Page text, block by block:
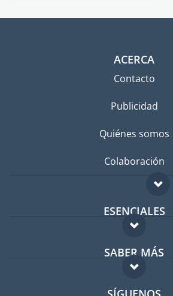
ACERCA
Contacto
Publicidad
Quiénes somos
Colaboración
ESENCIALES
Foro para
Guía para
Trabajos en el
SABER MÁS
FAQ